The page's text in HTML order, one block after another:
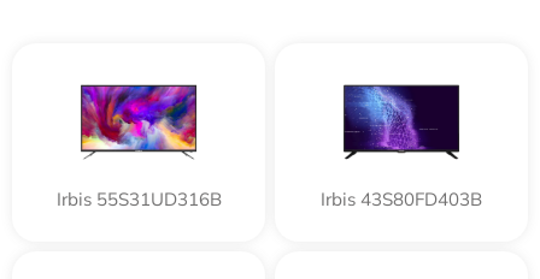
Irbis 55S31UD316B Irbis 43S80FD403B